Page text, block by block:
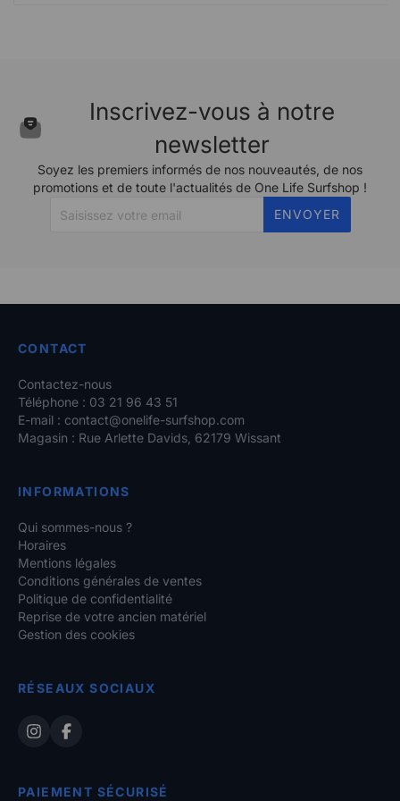
Inscrivez-vous à notre
newsletter
Soyez les premiers informés de nos nouveautés, de nos
promotions et de toute l'actualités de One Life Surfshop !
ENVOYER
CONTACT
Contactez-nous
Téléphone : 03 21 96 43 51
E-mail : contact@onelife-surfshop.com
Magasin : Rue Arlette Davids, 62179 Wissant
INFORMATIONS
Qui sommes-nous ?
Horaires
Mentions légales
Conditions générales de ventes
Politique de confidentialité
Reprise de votre ancien matériel
Gestion des cookies
RÉSEAUX SOCIAUX
PAIEMENT SÉCURISÉ